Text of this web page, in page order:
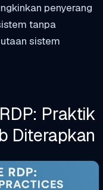
penyerang
tanpa
sistem
Praktik
Diterapkan